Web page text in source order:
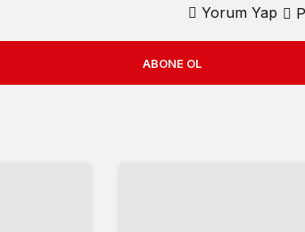
Yorum Yap
ABONE OL